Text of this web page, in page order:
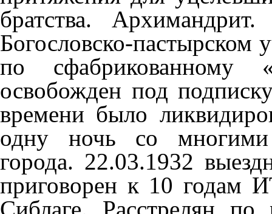
братства.
Богословско-пастырском
по сфабрикованному
освобожден под
времени было
одну ночь со многими
города. 22.03.1932 вы
приговорен к 10 годам